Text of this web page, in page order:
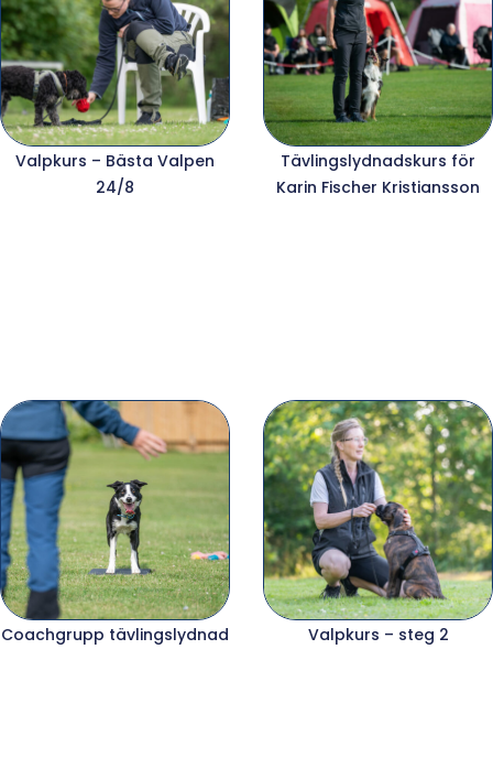
Valpkurs – Bästa Valpen
24/8
Tävlingslydnadskurs för
Karin Fischer Kristiansson
Coachgrupp tävlingslydnad Valpkurs – steg 2